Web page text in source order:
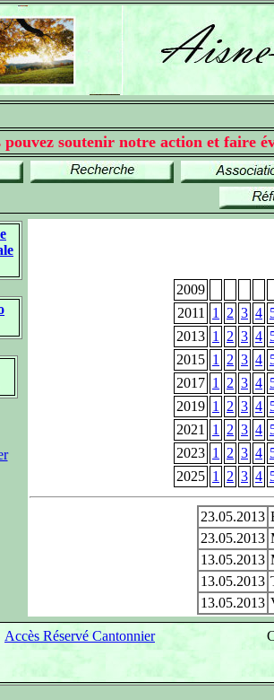
pouvez soutenir notre action et faire
2009
2011
1 2 3 4
2013 1 2 3 4
2015 1 2 3 4
2017 1 2 3 4
2019 1 2 3 4
2021
1 2 3 4
2023 1 2 3 4
2025 1 2 3 4
23.05.2013
23.05.2013
13.05.2013
13.05.2013
13.05.2013
Accès Réservé Cantonnier